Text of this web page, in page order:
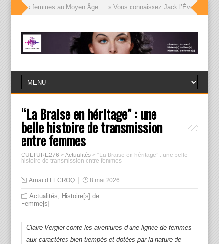
des femmes au Moyen Âge » Vous connaissez Jack l’Éventreur,
“La Braise en héritage” : une
belle histoire de transmission
entre femmes
CULTURE276 >Actualités> “La Braise en héritage” : une belle
histoire de transmission entre femmes
Arnaud LECROQ 8 mai 2026
Actualités, Histoire[s] de
Femme[s]
Claire Vergier conte les aventures d’une lignée de femmes
aux caractères bien trempés et dotées par la nature de